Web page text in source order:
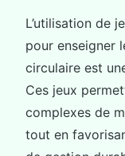
L’utilisation de
pour enseigner
circulaire est
Ces jeux
complexes de
tout en